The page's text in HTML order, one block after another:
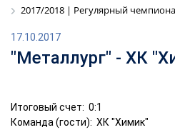
2017/2018 | Регулярный
17.10.2017
"Металлург" - ХК
Итоговый счет: 0:1
Команда (гости): ХК "Химик"